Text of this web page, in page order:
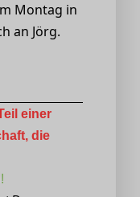
Montag in
an Jörg.
einer
die